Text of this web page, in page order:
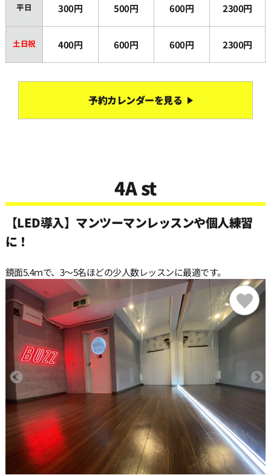
平日 300円 500円 600円 2300円
土日祝 400円 600円 600円 2300円
予約カレンダーを見る
4A st
【LED導入】マンツーマンレッスンや個人練習
に！
鏡面5.4ｍで、3〜5名ほどの少人数レッスンに最適です。